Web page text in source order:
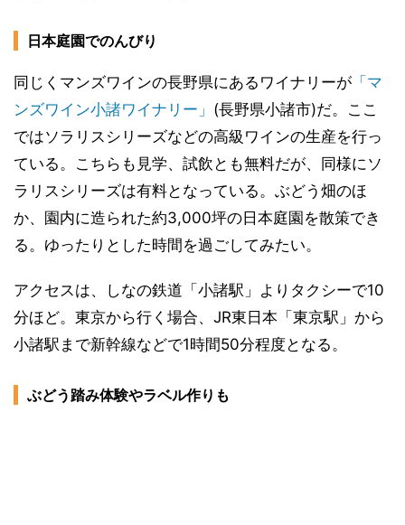
日本庭園でのんびり
同じくマンズワインの長野県にあるワイナリーが 「マ
ンズワイン小諸ワイナリー」 (長野県小諸市)だ。ここ
ではソラリスシリーズなどの高級ワインの生産を行っ
ている。こちらも見学、試飲とも無料だが、同様にソ
ラリスシリーズは有料となっている。ぶどう畑のほ
か、園内に造られた約3,000坪の日本庭園を散策でき
る。ゆったりとした時間を過ごしてみたい。
アクセスは、しなの鉄道「小諸駅」よりタクシーで10
分ほど。東京から行く場合、JR東日本「東京駅」から
小諸駅まで新幹線などで1時間50分程度となる。
ぶどう踏み体験やラベル作りも